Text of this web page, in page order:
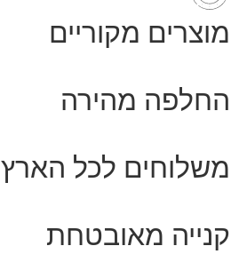
מוצרים מקוריים
החלפה מהירה
משלוחים לכל הארץ
קנייה מאובטחת